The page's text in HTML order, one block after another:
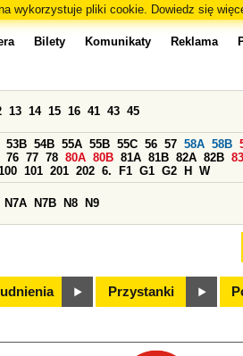
wykorzystuje pliki cookie. Dowiedz się
Bilety Komunikaty Reklama
13 14 15 16 41 43 45
53B 54B 55A 55B 55C 56 57 58A 58B
76 77 78 80A 80B 81A 81B 82A 82B 83
101 201 202 6. F1 G1 G2 H W
N7A N7B N8 N9
Przystanki